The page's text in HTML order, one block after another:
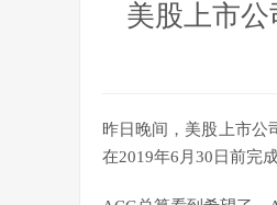
美股上市公
昨日晚间，美股上市公
在2019年6月30日前完成